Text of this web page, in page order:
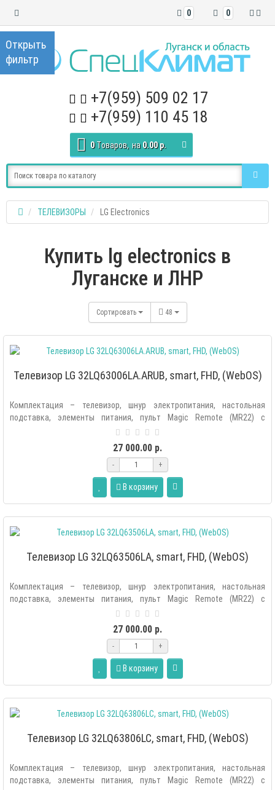
0
0
+7(959) 509 02 17
+7(959) 110 45 18
0 Tоваров, на 0.00 р.
ТЕЛЕВИЗОРЫ LG Electronics
Купить lg electronics в
Луганске и ЛНР
Сортировать 48
Телевизор LG 32LQ63006LA.ARUB, smart, FHD, (WebOS)
Комплектация – телевизор, шнур электропитания, настольная
подставка, элементы питания, пульт Magic Remote (MR22) с
27 000.00 р.
- +
В корзину
Телевизор LG 32LQ63506LA, smart, FHD, (WebOS)
Комплектация – телевизор, шнур электропитания, настольная
подставка, элементы питания, пульт Magic Remote (MR22) с
27 000.00 р.
- +
В корзину
Телевизор LG 32LQ63806LC, smart, FHD, (WebOS)
Комплектация – телевизор, шнур электропитания, настольная
подставка, элементы питания, пульт Magic Remote (MR22) с